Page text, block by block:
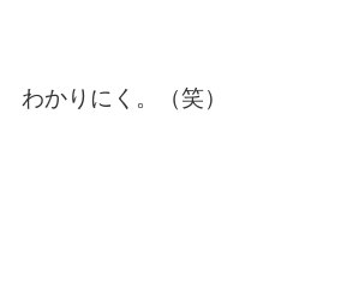
わかりにく。（笑）